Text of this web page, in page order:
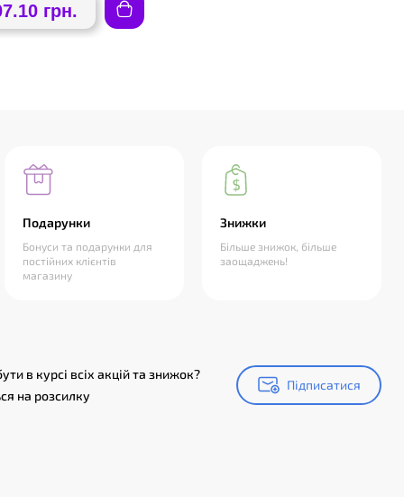
грн.
Подарунки
Бонуси та подарунки для
постійних клієнтів
магазину
Знижки
Більше знижок, більше
заощаджень!
в курсі всіх акцій та знижок?
на розсилку
Підписатися
Підписатися